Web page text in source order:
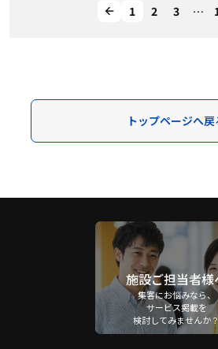
1 2 3 …
トップページへ戻
施設ご担当者様
集客にお悩みなら、
サービス掲載を
検討してみませんか？